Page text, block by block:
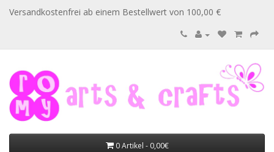
Versandkostenfrei ab einem Bestellwert von 100,00 €
0 Artikel - 0,00€